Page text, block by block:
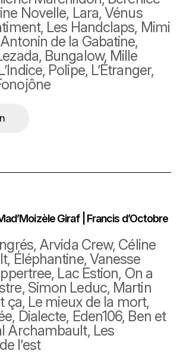
Novelle, Lara, Vénus
Les Handclaps, Mimi
de la Gabatine,
Bungalow, Mille
Polipe, L’Étranger,
Giraf | Francis d’Octobre
Arvida Crew, Céline
Éléphantine, Vanesse
Lac Estion, On a
Simon Leduc, Martin
ça, Le mieux de la mort,
Dialecte, Eden106, Ben et
Archambault, Les
l’est